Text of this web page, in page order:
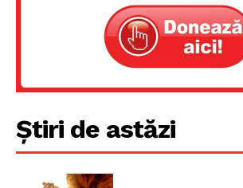
Știri de astăzi